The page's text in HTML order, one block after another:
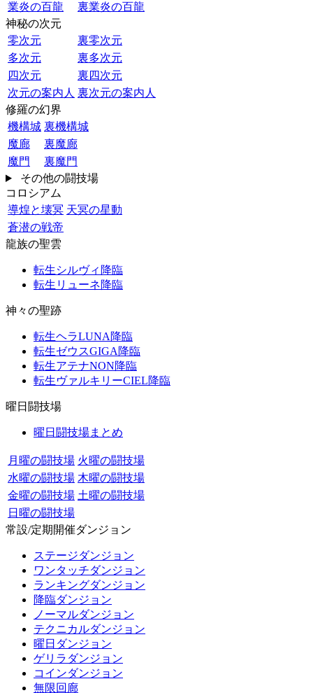
業炎の百龍
裏業炎の百龍
神秘の次元
零次元
裏零次元
多次元
裏多次元
四次元
裏四次元
次元の案内人 裏次元の案内人
修羅の幻界
機構城 裏機構城
魔廊
裏魔廊
魔門
裏魔門
その他の闘技場
コロシアム
導煌と壊冥 天冥の星動
蒼潜の戦帝
龍族の聖雲
転生シルヴィ降臨
転生リューネ降臨
神々の聖跡
転生ヘラLUNA降臨
転生ゼウスGIGA降臨
転生アテナNON降臨
転生ヴァルキリーCIEL降臨
曜日闘技場
曜日闘技場まとめ
月曜の闘技場 火曜の闘技場
水曜の闘技場 木曜の闘技場
金曜の闘技場 土曜の闘技場
日曜の闘技場
常設/定期開催ダンジョン
ステージダンジョン
ワンタッチダンジョン
ランキングダンジョン
降臨ダンジョン
ノーマルダンジョン
テクニカルダンジョン
曜日ダンジョン
ゲリラダンジョン
コインダンジョン
無限回廊